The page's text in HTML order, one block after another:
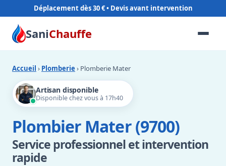
Déplacement dès 30 €
SaniChauffe
Accueil › Plomberie › Plomberie Mater
Artisan disponible
Disponible chez vous à 17h40
Plombier Mater (9700)
Service professionnel et intervention
rapide